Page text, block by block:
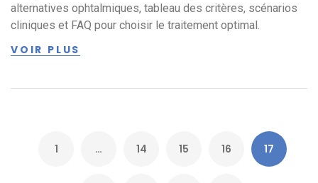
alternatives ophtalmiques, tableau des critères, scénarios
cliniques et FAQ pour choisir le traitement optimal.
VOIR PLUS
1 … 14 15 16 17